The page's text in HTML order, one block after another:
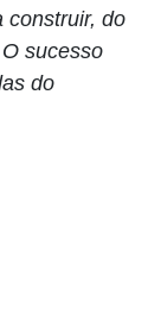
construir, do
sucesso
do